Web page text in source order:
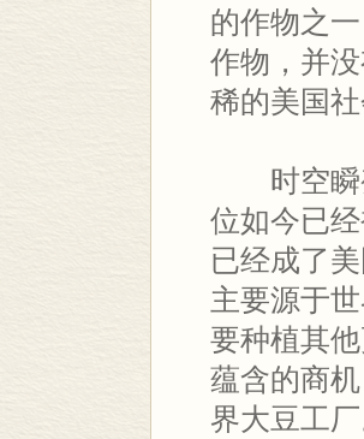
的作物之
作物，并
稀的美国
时空瞬变
位如今已
已经成了
主要源于
要种植其
蕴含的商
界大豆工